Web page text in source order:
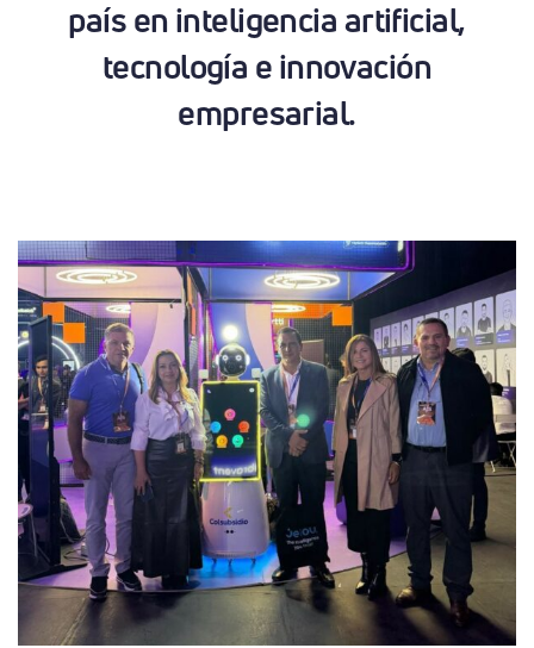
país en inteligencia artificial,
tecnología e innovación
empresarial.